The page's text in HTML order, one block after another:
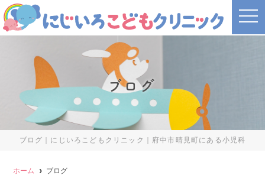
ブログ
ブログ｜にじいろこどもクリニック｜府中市晴見町にある小児科
t
o
i
ホーム ブログ